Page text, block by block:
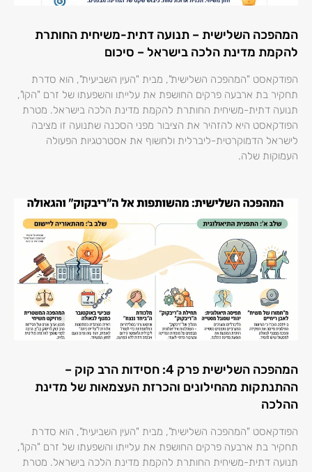
המהפכה השלישית – תנועה דתית-משיחית החותרת
להקמת מדינת הלכה בישראל – סיכום
הפודקאסט "המהפכה השלישית", מבית "העין השביעית", הוא סדרת
תחקיר בת ארבעה פרקים החושפת את עלייתו והשפעתו של זרם "הקו",
תנועה דתית-משיחית החותרת להקמת מדינת הלכה בישראל. מטרת
הפודקאסט היא להזהיר את הציבור מפני הסכנה שתנועה זו מציבה
לישראל הדמוקרטית-ליברלית ולחשוף את אסטרטגיות הפעולה
העמוקות שלה.
המהפכה השלישית פרק 4: חסידות הרב קוק –
ההתנתקות מהחילונים והכרזת העצמאות של מדינת
ההלכה
הפודקאסט "המהפכה השלישית", מבית "העין השביעית", הוא סדרת
תחקיר בת ארבעה פרקים החושפת את עלייתו והשפעתו של זרם "הקו",
תנועה דתית-משיחית החותרת להקמת מדינת הלכה בישראל. מטרת